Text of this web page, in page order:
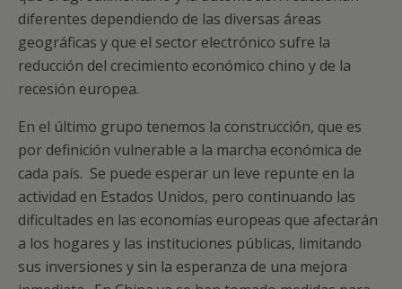
diferentes dependiendo de las diversas áreas
geográficas y que el sector electrónico sufre la
reducción del crecimiento económico chino y de la
recesión europea.
En el último grupo tenemos la construcción, que es
por definición vulnerable a la marcha económica de
cada país. Se puede esperar un leve repunte en la
actividad en Estados Unidos, pero continuando las
dificultades en las economías europeas que afectarán
a los hogares y las instituciones públicas, limitando
sus inversiones y sin la esperanza de una mejora